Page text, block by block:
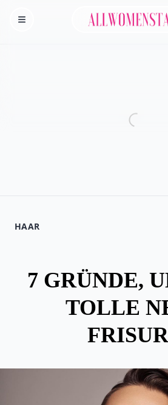
Homepage
Allwomenstalk
HAAR
7 GRÜNDE,
TOLLE